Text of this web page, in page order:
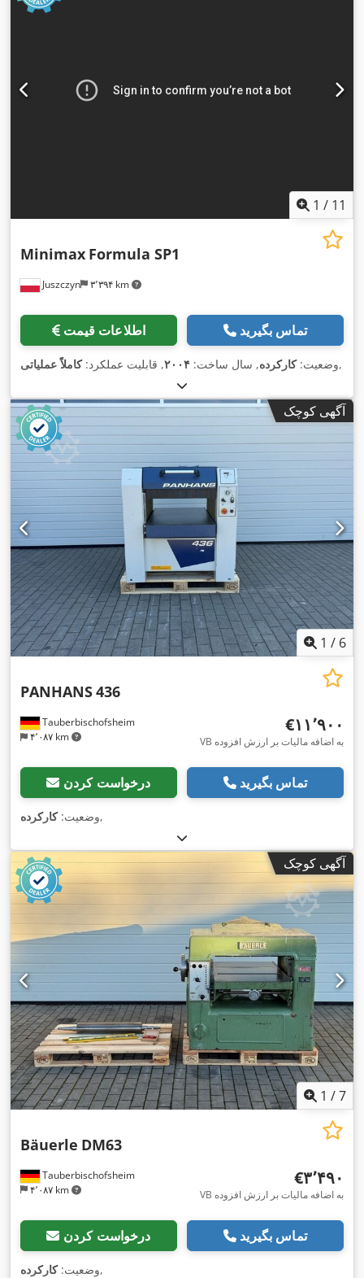
1 / 11
Juszczyn ۳٬۳۹۴ km
Minimax Formula SP1
اطلاعات قیمت تماس بگیرید
وضعیت:کارکرده, سال ساخت: ۲۰۰۴, قابلیت عملکرد:کاملاً عملیاتی ,
آگهی کوچک
1 / 6
Tauberbischofsheim
۴٬۰۸۷ km
PANHANS436
‎€۱۱٬۹۰۰
VB به اضافه مالیات بر ارزش افزوده
درخواست کردن تماس بگیرید
وضعیت:کارکرده ,
آگهی کوچک
1 /7
Tauberbischofsheim
۴٬۰۸۷ km
Bäuerle DM63
‎€۳٬۴۹۰
VB به اضافه مالیات بر ارزش افزوده
درخواست کردن تماس بگیرید
وضعیت:کارکرده ,